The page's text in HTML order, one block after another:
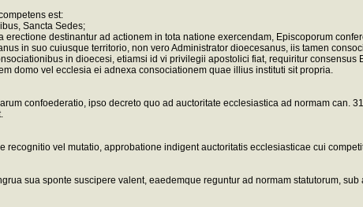
est:
Sancta Sedes;
destinantur ad actionem in tota natione exercendam, Episcoporum
in suo cuiusque territorio, non vero Administrator dioecesanus, iis tamen
in dioecesi, etiamsi id vi privilegii apostolici fiat, requiritur
domo vel ecclesia ei adnexa consociationem quae illius instituti sit propria.
confoederatio, ipso decreto quo ad auctoritate ecclesiastica ad normam can.
recognitio vel mutatio, approbatione indigent auctoritatis ecclesiasticae cui
sua sponte suscipere valent, eaedemque reguntur ad normam statutorum,